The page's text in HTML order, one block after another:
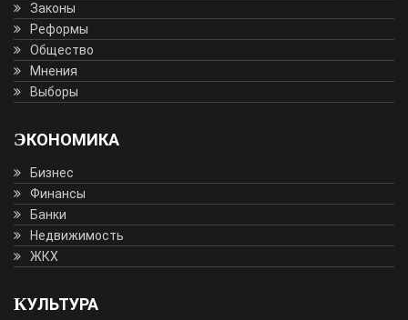
Законы
Реформы
Общество
Мнения
Выборы
ЭКОНОМИКА
Бизнес
Финансы
Банки
Недвижимость
ЖКХ
КУЛЬТУРА